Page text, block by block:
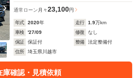
通常ローン 月々23,100円
年式 2020年 走行 1.9万km
車検
'27/09 修復
なし
保証
保証付 整備
法定整備付
住所
埼玉県川越市
庫確認・見積依頼